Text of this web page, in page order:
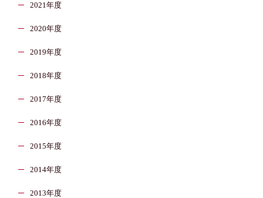
2021年度
2020年度
2019年度
2018年度
2017年度
2016年度
2015年度
2014年度
2013年度